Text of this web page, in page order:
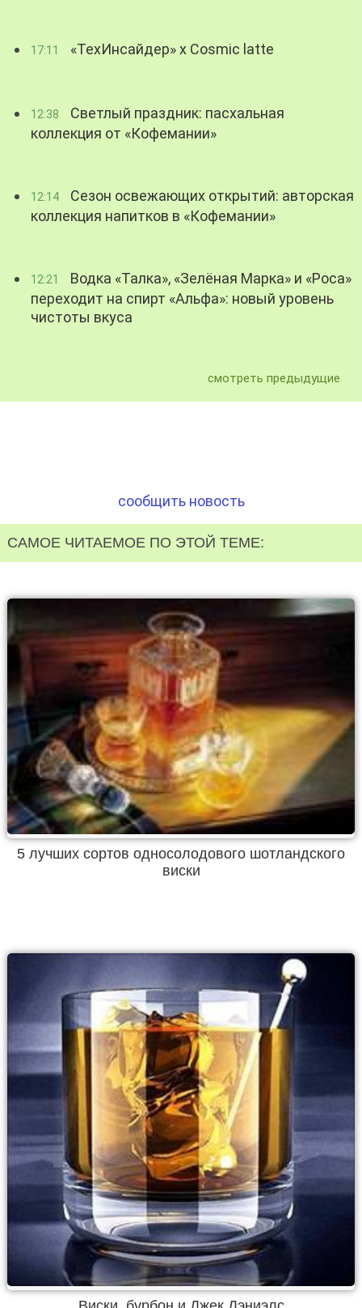
17:11 «ТехИнсайдер» х Cosmic latte
12:38
Светлый праздник: пасхальная
коллекция от «Кофемании»
12:14
Сезон освежающих открытий: авторская
коллекция напитков в «Кофемании»
12:21
Водка «Талка», «Зелёная Марка» и «Роса»
переходит на спирт «Альфа»: новый уровень
чистоты вкуса
смотреть предыдущие
сообщить новость
САМОЕ ЧИТАЕМОЕ ПО ЭТОЙ ТЕМЕ:
5 лучших сортов односолодового шотландского
виски